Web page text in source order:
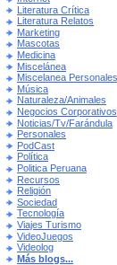
Literatura Crítica
Literatura Relatos
Marketing
Mascotas
Medicina
Miscelánea
Miscelanea Personales
Música
Naturaleza/Animales
Negocios Corporativos
Noticias/Tv/Farándula
Personales
PodCast
Política
Politica Peruana
Recursos
Religión
Sociedad
Tecnología
Viajes Turismo
VideoJuegos
Videolog
Más blogs...